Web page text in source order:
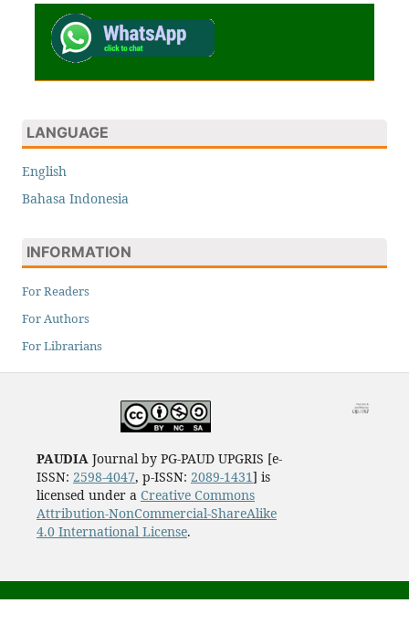
LANGUAGE
English
Bahasa Indonesia
INFORMATION
For Readers
For Authors
For Librarians
PAUDIA Journal by PG-PAUD UPGRIS [e-
ISSN: 2598-4047, p-ISSN: 2089-1431] is
licensed under a Creative Commons
Attribution-NonCommercial-ShareAlike
4.0 International License.